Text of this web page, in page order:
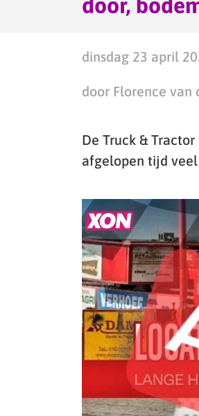
door,
dinsdag 23 april
door Florence van
De Truck &
afgelopen tijd